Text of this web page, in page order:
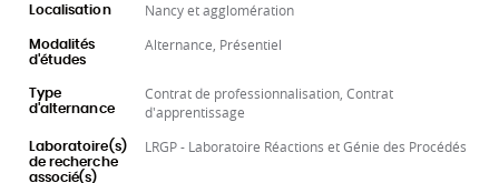
Localisation Nancy et agglomération
Modalités
d'études
Alternance, Présentiel
Type
d'alternance
Contrat de professionnalisation, Contrat
d'apprentissage
Laboratoire(s)
de recherche
associé(s)
LRGP - Laboratoire Réactions et Génie des Procédés